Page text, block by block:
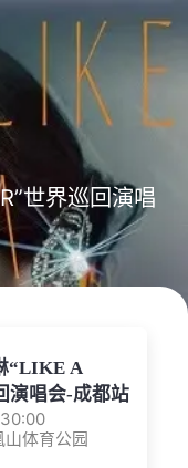
世界巡回演唱
“LIKE A
演唱会-成都站
山体育公园